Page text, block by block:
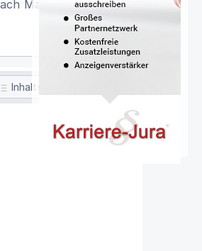
Maßgabe der §§
Inhaltsverzeichnis